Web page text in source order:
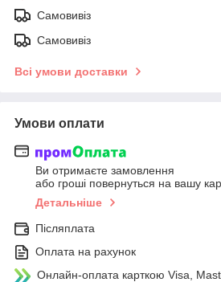
Самовивіз
Самовивіз
Всі умови доставки
Умови оплати
Ви отримаєте замовлення
або гроші повернуться на вашу
Детальніше
Післяплата
Оплата на рахунок
Онлайн-оплата карткою Visa,